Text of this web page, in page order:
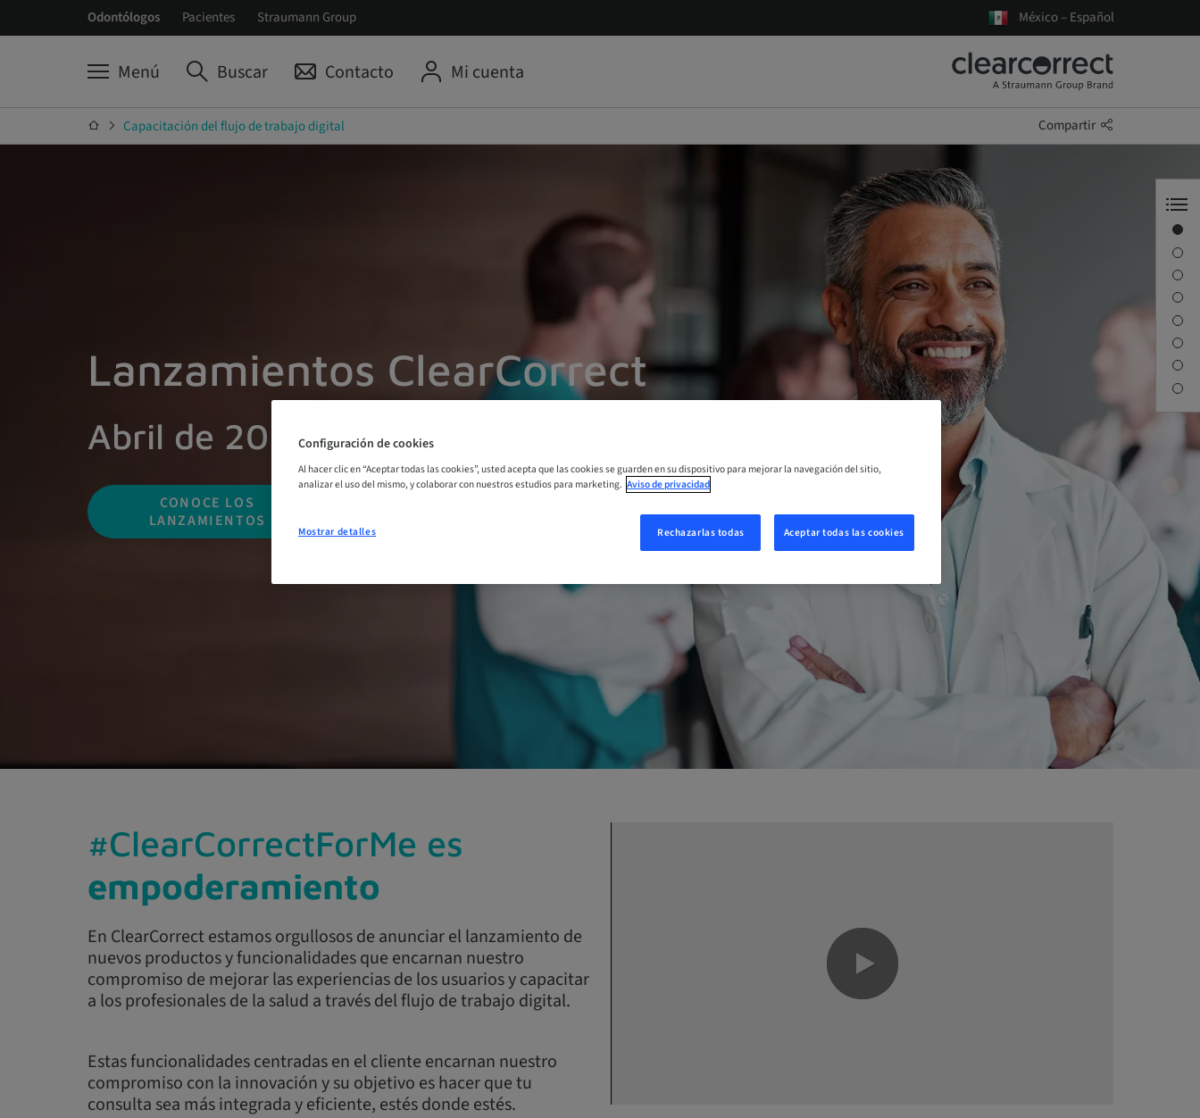
Odontólogos Pacientes Straumann Group México – Español
Menú Buscar Contacto Mi cuenta
Capacitación del flujo de trabajo digital Compartir
Lanzamientos ClearCorrect
Abril de 2025
CONOCE LOS
LANZAMIENTOS
HELP CENTER
#ClearCorrectForMe es
empoderamiento
En ClearCorrect estamos orgullosos de anunciar el lanzamiento de
nuevos productos y funcionalidades que encarnan nuestro
compromiso de mejorar las experiencias de los usuarios y capacitar
a los profesionales de la salud a través del flujo de trabajo digital.
Estas funcionalidades centradas en el cliente encarnan nuestro
compromiso con la innovación y su objetivo es hacer que tu
consulta sea más integrada y eficiente, estés donde estés.
Configuración de cookies
Al hacer clic en “Aceptar todas las cookies”, usted acepta que las cookies se guarden en su dispositivo para mejorar la navegación del sitio,
analizar el uso del mismo, y colaborar con nuestros estudios para marketing. Aviso de privacidad
Rechazarlas todas Aceptar todas las cookies
Mostrar detalles
Sync App